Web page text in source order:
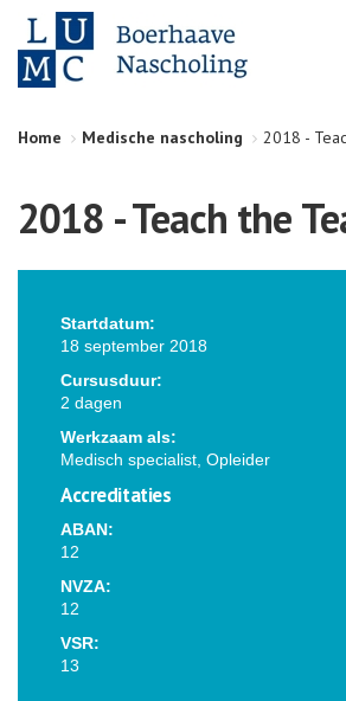
Home Medische nascholing 2018 -
2018 - Teach the
Startdatum:
18 september 2018
Cursusduur:
2 dagen
Werkzaam als:
Medisch specialist, Opleider
Accreditaties
ABAN:
12
NVZA:
12
VSR:
13